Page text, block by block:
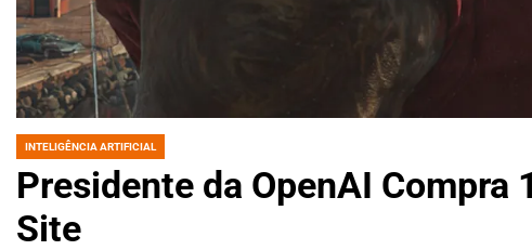
POSTED
INTELIGÊNCIA ARTIFICIAL
Presidente da OpenAI Compra
Site